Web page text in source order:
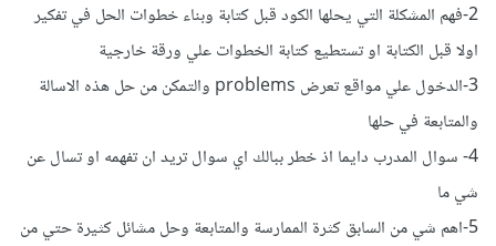
2-فهم المشكلة التي يحلها الكود قبل كتابة وبناء خطوات الحل في تفكير
اولا قبل الكتابة او تستطيع كتابة الخطوات علي ورقة خارجية
3-الدخول علي مواقع تعرض problems والتمكن من حل هذه الاسالة
والمتابعة في حلها
4- سوال المدرب دايما اذ خطر ببالك اي سوال تريد ان تفهمه او تسال عن
شي ما
5-اهم شي من السابق كثرة الممارسة والمتابعة وحل مشائل كثيرة حتي من